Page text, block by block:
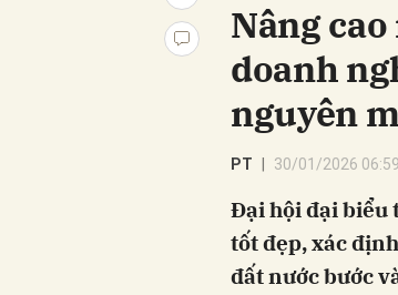
Nâng
doanh
nguyên
PT 30/01/2026 06:59
Đại hội đại biểu
tốt đẹp, xác
đất nước bước